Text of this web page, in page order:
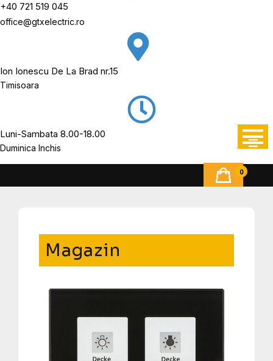
+40 721 519 045
office@gtxelectric.ro
Ion Ionescu De La Brad nr.15
Timisoara
Luni-Sambata 8.00-18.00
Duminica Inchis
0
Magazin